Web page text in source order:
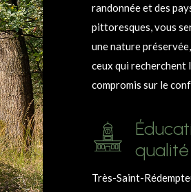
randonnée et des
pittoresques, vous
une nature
ceux qui recherchent
compromis sur le
qualité
Très-Saint-